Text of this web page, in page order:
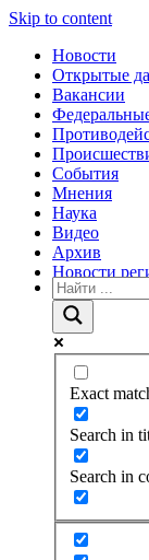
Skip to content
Новости
Открытые
Вакансии
События
Мнения
Наука
Видео
Архив
Новости
Exact
Search in
Search in